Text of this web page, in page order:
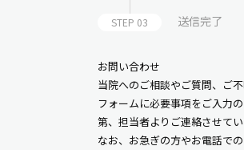
STEP 03 送信完了
お問い合わせ
当院へのご相談やご質問、ご
フォームに必要事項をご入力
第、担当者よりご連絡させてい
なお、お急ぎの方やお電話で